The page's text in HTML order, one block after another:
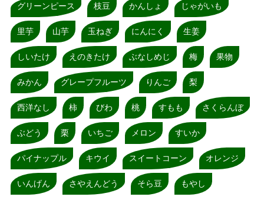
グリーンピース 枝豆 かんしょ じゃがいも
里芋 山芋 玉ねぎ にんにく 生姜
しいたけ えのきたけ ぶなしめじ 梅 果物
みかん グレープフルーツ りんご 梨
西洋なし 柿 びわ 桃 すもも さくらんぼ
ぶどう 栗 いちご メロン すいか
パイナップル キウイ スイートコーン オレンジ
いんげん さやえんどう そら豆 もやし